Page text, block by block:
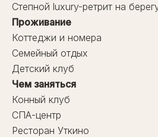
Степной luxury-ретрит на
Проживание
Коттеджи и номера
Семейный отдых
Детский клуб
Чем заняться
Конный клуб
СПА-центр
Ресторан Уткино